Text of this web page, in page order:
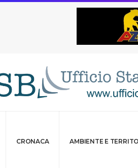
CRONACA AMBIENTE E